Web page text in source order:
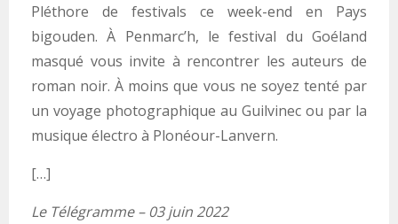
Pléthore de festivals ce week-end en Pays
bigouden. À Penmarc’h, le festival du Goéland
masqué vous invite à rencontrer les auteurs de
roman noir. À moins que vous ne soyez tenté par
un voyage photographique au Guilvinec ou par la
musique électro à Plonéour-Lanvern.
[…]
Le Télégramme – 03 juin 2022